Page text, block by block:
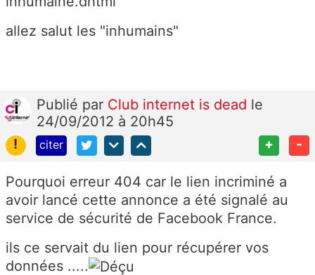
allez salut les "inhumains"
Publié par Club internet is dead le
24/09/2012 à 20h45
!
citer + -
Pourquoi erreur 404 car le lien incriminé a
avoir lancé cette annonce a été signalé au
service de sécurité de Facebook France.
ils ce servait du lien pour récupérer vos
données .....